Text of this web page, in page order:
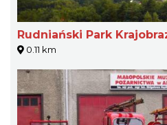
Rudniański Park
0.11 km